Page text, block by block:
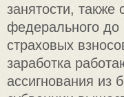
занятости, также
федерального до
страховых
заработка
ассигнования из